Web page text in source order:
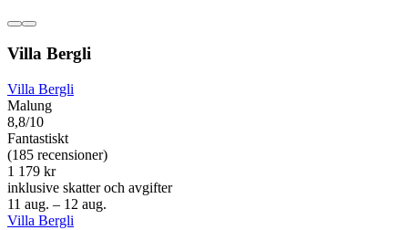
Villa Bergli
Villa Bergli
Malung
8,8/10
Fantastiskt
(185 recensioner)
1 179 kr
inklusive skatter och avgifter
11 aug. – 12 aug.
Villa Bergli